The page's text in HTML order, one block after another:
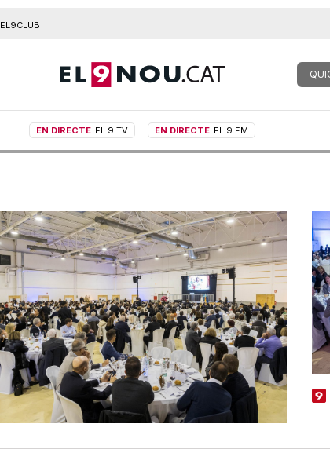
EL9CLUB
EN DIRECTE EL 9 TV EN DIRECTE EL 9 FM